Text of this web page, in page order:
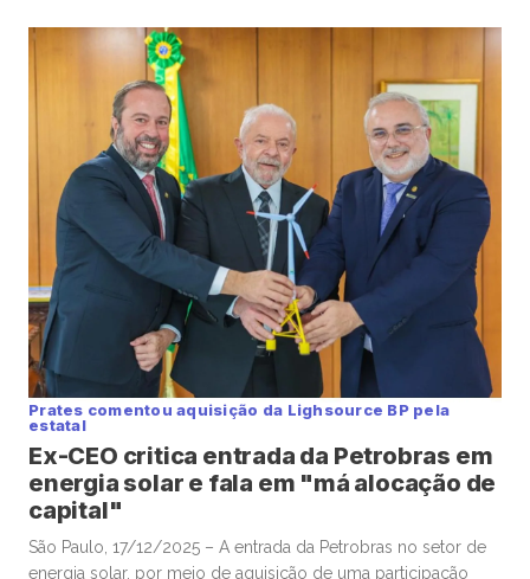
Prates comentou aquisição da Lighsource BP pela
estatal
Ex-CEO critica entrada da Petrobras em
energia solar e fala em "má alocação de
capital"
São Paulo, 17/12/2025 – A entrada da Petrobras no setor de
energia solar, por meio de aquisição de uma participação